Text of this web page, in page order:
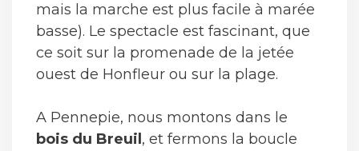
mais la marche est plus facile à marée
basse). Le spectacle est fascinant, que
ce soit sur la promenade de la jetée
ouest de Honfleur ou sur la plage.
A Pennepie, nous montons dans le
bois du Breuil, et fermons la boucle